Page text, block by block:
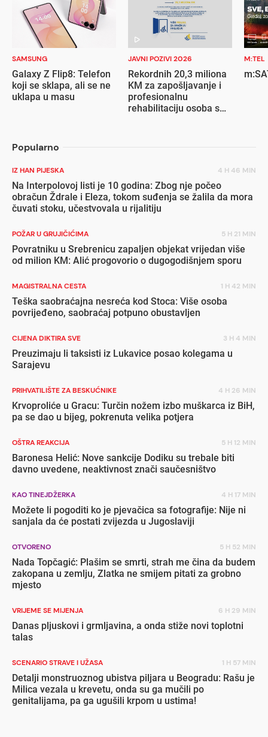
SAMSUNG
Galaxy Z Flip8: Telefon
koji se sklapa, ali se ne
uklapa u masu
JAVNI POZIVI 2026
Rekordnih 20,3 miliona
KM za zapošljavanje i
profesionalnu
rehabilitaciju osoba s
M:TEL
Popularno
IZ HAN PIJESKA 4 H 46 MIN
Na Interpolovoj listi je 10 godina: Zbog nje počeo
obračun Ždrale i Eleza, tokom suđenja se žalila da mora
čuvati stoku, učestvovala u rijalitiju
POŽAR U GRUJIČIĆIMA 5 H 21 MIN
Povratniku u Srebrenicu zapaljen objekat vrijedan više
od milion KM: Alić progovorio o dugogodišnjem sporu
MAGISTRALNA CESTA 1 H 42 MIN
Teška saobraćajna nesreća kod Stoca: Više osoba
povrijeđeno, saobraćaj potpuno obustavljen
CIJENA DIKTIRA SVE 3 H 4 MIN
Preuzimaju li taksisti iz Lukavice posao kolegama u
Sarajevu
PRIHVATILIŠTE ZA BESKUĆNIKE 4 H 26 MIN
Krvoproliće u Gracu: Turčin nožem izbo muškarca iz BiH,
pa se dao u bijeg, pokrenuta velika potjera
OŠTRA REAKCIJA 5 H 12 MIN
Baronesa Helić: Nove sankcije Dodiku su trebale biti
davno uvedene, neaktivnost znači saučesništvo
KAO TINEJDŽERKA 4 H 17 MIN
Možete li pogoditi ko je pjevačica sa fotografije: Nije ni
sanjala da će postati zvijezda u Jugoslaviji
OTVORENO 5 H 52 MIN
Nada Topčagić: Plašim se smrti, strah me čina da budem
zakopana u zemlju, Zlatka ne smijem pitati za grobno
mjesto
VRIJEME SE MIJENJA 6 H 29 MIN
Danas pljuskovi i grmljavina, a onda stiže novi toplotni
talas
SCENARIO STRAVE I UŽASA 1 H 57 MIN
Detalji monstruoznog ubistva piljara u Beogradu: Rašu je
Milica vezala u krevetu, onda su ga mučili po
genitalijama, pa ga ugušili krpom u ustima!